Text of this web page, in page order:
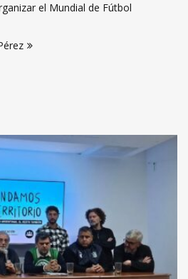
el Mundial de Fútbol